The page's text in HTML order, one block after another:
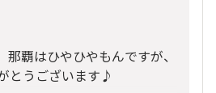
覇はひやひやもんですが、
とうございます♪